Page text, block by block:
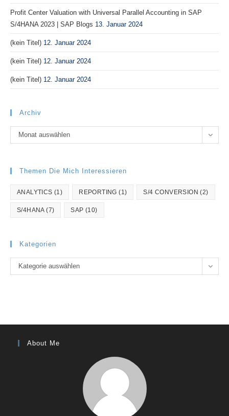
Profit Center Valuation with Universal Parallel Accounting in SAP
S/4HANA 2023 | SAP Blogs 13. Januar 2024
(kein Titel) 12. Januar 2024
(kein Titel) 12. Januar 2024
(kein Titel) 12. Januar 2024
Archiv
Archiv
Monat auswählen
Themen Die Mich Interessieren
ANALYTICS (1) REPORTING (1) S/4 CONVERSION (2)
S/4HANA(7) SAP (10)
Kategorien
Kategorien
Kategorie auswählen
About Me